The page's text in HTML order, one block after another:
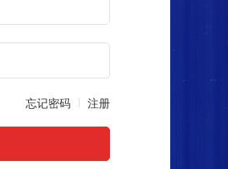
忘记密码 注册